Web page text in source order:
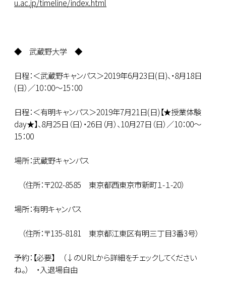
u.ac.jp/timeline/index.html
◆ 武蔵野大学 ◆
日程：＜武蔵野キャンパス＞2019年6月23日(日)、・8月18日
(日）／10：00～15：00
日程：＜有明キャンパス＞2019年7月21日(日)【★授業体験
day★】、8月25日（日）・26日（月）、10月27日（日）／10：00～
15：00
場所：武蔵野キャンパス
（住所：〒202-8585 東京都西東京市新町１-１-20）
場所：有明キャンパス
（住所：〒135-8181 東京都江東区有明三丁目3番3号）
予約：【必要】 （↓のURLから詳細をチェックしてください
ね。） ・入退場自由